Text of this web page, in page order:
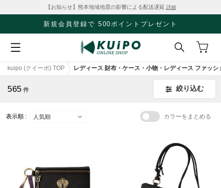
【お知らせ】熊本地域地震の影響による配送遅延 詳細
SALE クリアランスセール開催中！
kuipo (クイーポ) TOP レディース 財布・ケース・小物・レディース ファッシ
565 件 絞り込む
表示順 : カラーをまとめる